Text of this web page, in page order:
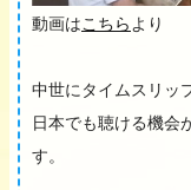
動画はこちら より
中世にタイムスリッ
日本でも聴ける機会
す。